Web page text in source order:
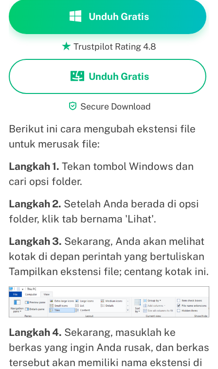
Unduh Gratis
 Trustpilot Rating 4.8
Unduh Gratis
 Secure Download
Berikut ini cara mengubah ekstensi file
untuk merusak file:
Langkah 1. Tekan tombol Windows dan
cari opsi folder.
Langkah 2. Setelah Anda berada di opsi
folder, klik tab bernama 'Lihat'.
Langkah 3. Sekarang, Anda akan melihat
kotak di depan perintah yang bertuliskan
Tampilkan ekstensi file; centang kotak ini.
Langkah 4. Sekarang, masuklah ke
berkas yang ingin Anda rusak, dan berkas
tersebut akan memiliki nama ekstensi di